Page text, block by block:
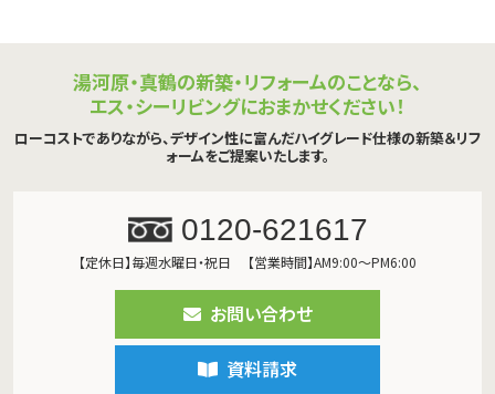
湯河原・真鶴の新築・リフォームのことなら、
エス・シーリビングにおまかせください！
ローコストでありながら、デザイン性に富んだハイグレード仕様の新築＆リフ
ォームをご提案いたします。
0120-621617
【定休日】毎週水曜日・祝日 【営業時間】AM9:00～PM6:00
お問い合わせ
資料請求